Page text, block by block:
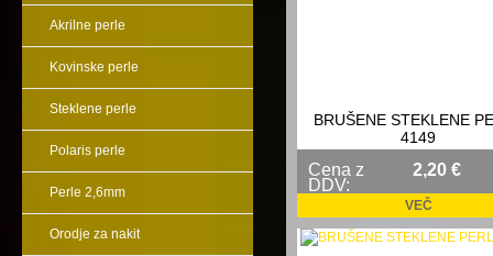
Akrilne perle
Kovinske perle
Steklene perle
Polaris perle
Perle 2,6mm
Orodje za nakit
BRUŠENE STEKLENE
4149
Cena z
DDV:
2,20 €
VEČ